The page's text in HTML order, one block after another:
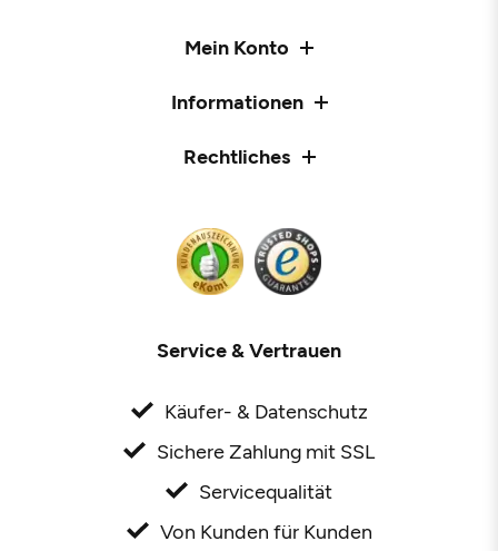
Mein Konto
Informationen
Rechtliches
Service & Vertrauen
Käufer- & Datenschutz
Sichere Zahlung mit SSL
Servicequalität
Von Kunden für Kunden